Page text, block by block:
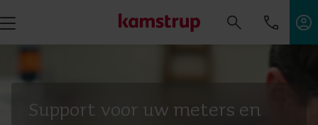
Support voor uw meters en